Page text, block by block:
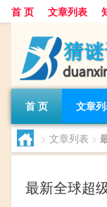
首 页 文章列表
首 页 文章
> 文章列表 >
最新全球超